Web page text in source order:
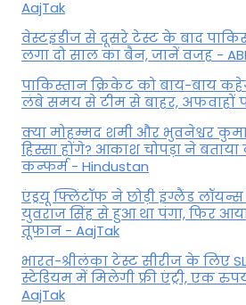
AajTak
वेस्टइंडीज से दूसरे टेस्ट के बाद
लगा दो साल का बैन, जानें वजह -
पाकिस्तान क्रिकेट को बाय-बाय
लंबे समय से टीम से बाहर, अफवाहों
क्या मोहम्मद शमी और भुवनेश्वर
हिस्सा होंगे? आकाश चोपड़ा ने
कन्फर्म - Hindustan
एंड्रयू फ्लिंटॉफ ने छोड़ी इंग्लैंड
युवराज सिंह से हुआ था पंगा, फ‍िर
तूफान - AajTak
भारत-श्रीलंका टेस्ट सीरीज के लिए
स्टेडियम में मिलेगी फ्री एंट्री, एक
AajTak